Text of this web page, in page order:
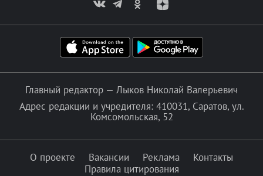
Главный редактор — Лыков Николай Валерьевич
Адрес редакции и учредителя: 410031, Саратов, ул.
Комсомольская, 52
О проекте Вакансии Реклама
Контакты
Правила цитирования